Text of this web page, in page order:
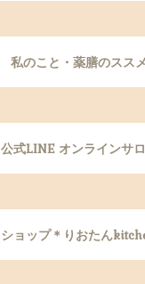
私のこと・薬膳のススメ
公式LINE オンラインサ
ショップ＊りおたん